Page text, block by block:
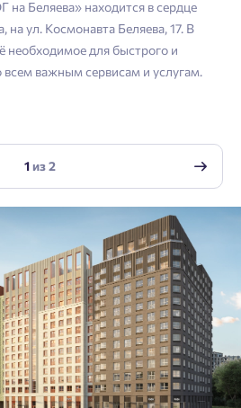
Отправить
Беляева» находится в сердце
на ул. Космонавта Беляева, 17. В
необходимое для быстрого и
важным сервисам и услугам.
1из2
Отправить